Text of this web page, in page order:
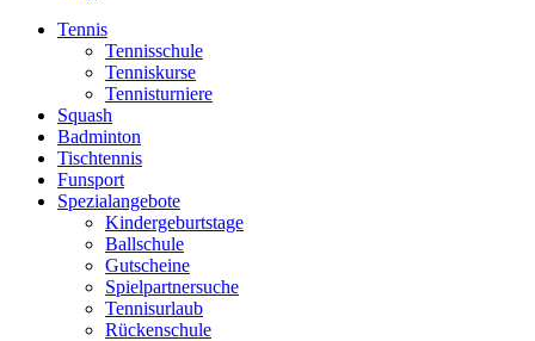
Tennis
Tennisschule
Tenniskurse
Tennisturniere
Squash
Badminton
Tischtennis
Funsport
Spezialangebote
Kindergeburtstage
Ballschule
Gutscheine
Spielpartnersuche
Tennisurlaub
Rückenschule